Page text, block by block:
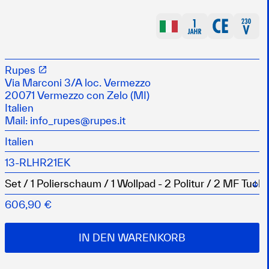
und eine deutliche Zeitersparnis
für konstante Geschwindigkeit bei allen
kontrollierte Beschleunigung und vermeidet den
Rotation des Poliertellers
RUPES
auch für unerfahrene Benutzer
auf allen Oberflächen
Rupes
Via Marconi 3/A loc. Vermezzo
20071 Vermezzo con Zelo (MI)
Italien
Mail: info_rupes@rupes.it
Italien
13-RLHR21EK
606,90 €
IN DEN WARENKORB